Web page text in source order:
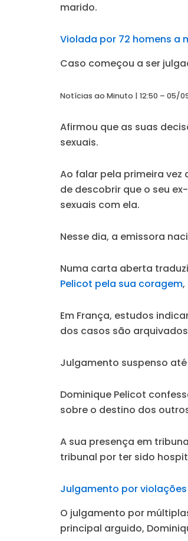
marido.
Violada por 72 homens a
Caso começou a ser
Notícias ao Minuto | 12:50 – 05/
Afirmou que as suas
sexuais.
Ao falar pela primeira
de descobrir que o seu
sexuais com ela.
Nesse dia, a emissora
Numa carta aberta
Pelicot pela sua coragem,
Em França, estudos
dos casos são
Julgamento suspenso
Dominique Pelicot
sobre o destino dos
A sua presença em
tribunal por ter sido
Julgamento por
O julgamento por
principal arguido,